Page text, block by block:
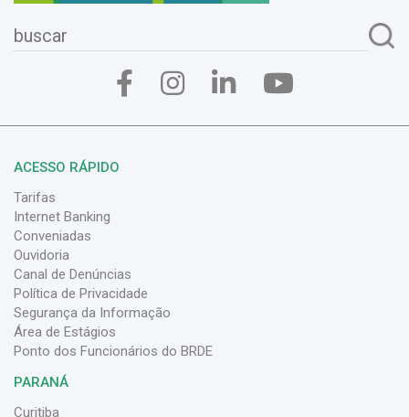
ACESSO RÁPIDO
Tarifas
Internet Banking
Conveniadas
Ouvidoria
Canal de Denúncias
Política de Privacidade
Segurança da Informação
Área de Estágios
Ponto dos Funcionários do BRDE
PARANÁ
Curitiba